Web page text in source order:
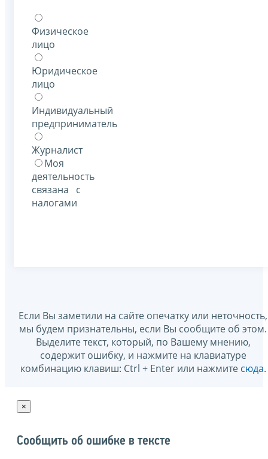
Физическое
лицо
Юридическое
лицо
Индивидуальный
предприниматель
Журналист
Моя
деятельность
связана с
налогами
Если Вы заметили на сайте опечатку или неточность,
мы будем признательны, если Вы сообщите об этом.
Выделите текст, который, по Вашему мнению,
содержит ошибку, и нажмите на клавиатуре
комбинацию клавиш: Ctrl + Enter или нажмите сюда.
×
Сообщить об ошибке в тексте